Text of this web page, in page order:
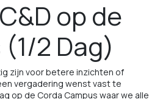
op de
2 Dag)
zijn voor betere inzichten of
vergadering wenst vast te
op de Corda Campus waar we alle